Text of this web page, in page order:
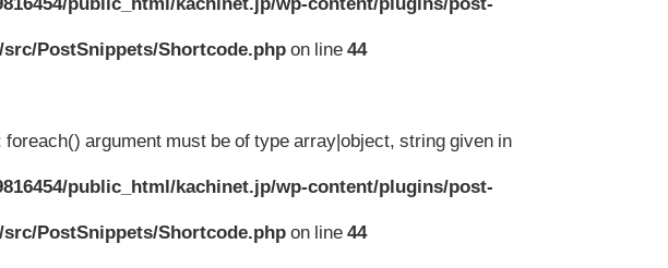
PostSnippets/Shortcode.php on line44
foreach() argument must be of type array|object, string given in
public_html/kachinet.jp/wp-content/plugins/post-
PostSnippets/Shortcode.php on line44